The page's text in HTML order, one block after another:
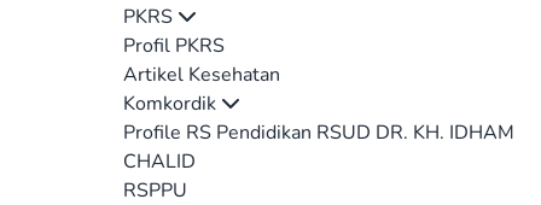
PKRS
Profil PKRS
Artikel Kesehatan
Komkordik
Profile RS Pendidikan RSUD DR. KH. IDHAM
CHALID
RSPPU